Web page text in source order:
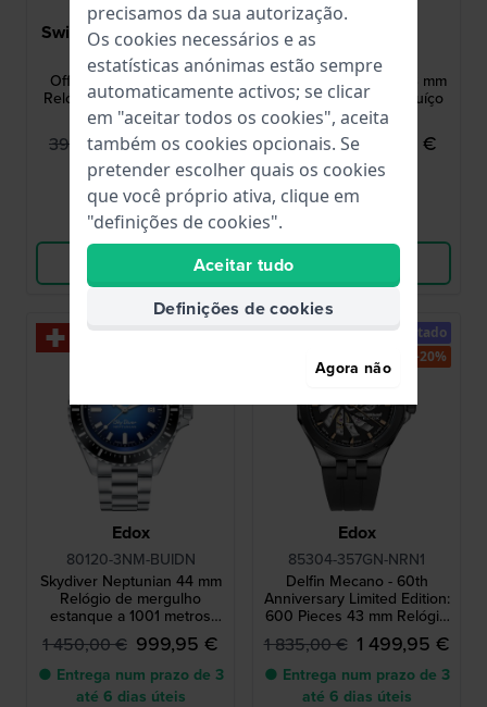
Swiss Military Hanowa
SMWGH2200302
Offshore Diver II 44 mm
Relógio de mergulho com
lupa de data
399,00 € 274,95 €
● Em stock
Comparar
XS.3013.EVO.S
Original Navy Seals 43 mm
Relógio de carbono suíço
com data
475,00 € 379,95 €
● Em stock
Edox
80120-3NM-BUIDN
Skydiver Neptunian 44 mm
Relógio de mergulho
estanque a 1001 metros
com válvula de hélio
1 450,00 € 999,95 €
● Entrega num prazo de 3
até 6 dias úteis
-30%
Edox
85304-357GN-NRN1
Delfin Mecano - 60th
Anniversary Limited Edition:
600 Pieces 43 mm Relógio
automático Swiss Made
com saco estanque
1 835,00 € 1 499,95 €
● Entrega num prazo de 3
até 6 dias úteis
Limitado
-20%
precisamos da sua autorização.
Os cookies necessários e as
estatísticas anónimas estão sempre
automaticamente activos; se clicar
em "aceitar todos os cookies", aceita
também os cookies opcionais. Se
pretender escolher quais os cookies
que você próprio ativa, clique em
"definições de cookies".
Aceitar tudo
Definições de cookies
Agora não